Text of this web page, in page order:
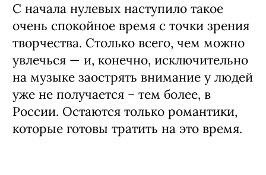
С начала нулевых наступило такое
очень спокойное время с точки зрения
творчества. Столько всего, чем можно
увлечься — и, конечно, исключительно
на музыке заострять внимание у людей
уже не получается – тем более, в
России. Остаются только романтики,
которые готовы тратить на это время.